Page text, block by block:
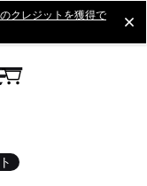
クレジットを獲得で